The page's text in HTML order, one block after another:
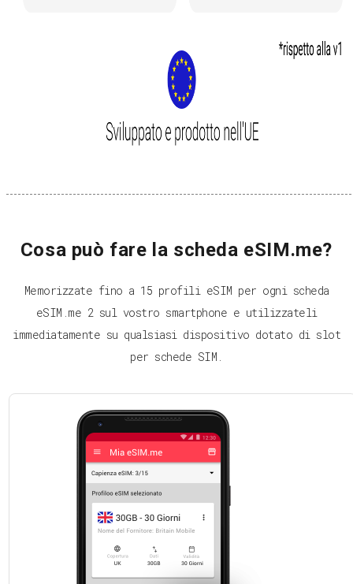
Cosa può fare la scheda eSIM.me?
Memorizzate fino a 15 profili eSIM per ogni scheda
eSIM.me 2 sul vostro smartphone e utilizzateli
immediatamente su qualsiasi dispositivo dotato di slot
per schede SIM.